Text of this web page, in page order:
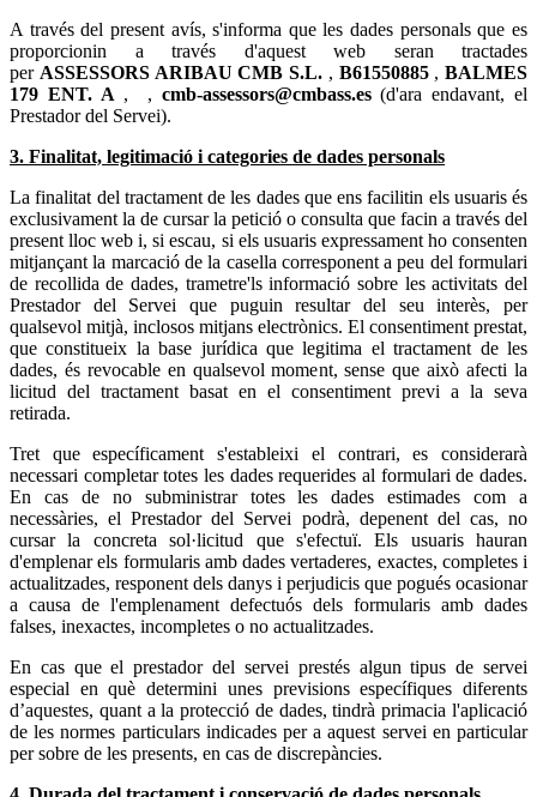
A través del present avís, s'informa que les dades personals que es
proporcionin a través d'aquest web seran tractades
per
,
,
,
,
(d'ara endavant, el
Prestador del Servei).
3. Finalitat, legitimació i categories de dades personals
La finalitat del tractament de les dades que ens facilitin els usuaris és
exclusivament la de cursar la petició o consulta que facin a través del
present lloc web i, si escau, si els usuaris expressament ho consenten
mitjançant la marcació de la casella corresponent a peu del formulari
de recollida de dades, trametre'ls informació sobre les activitats del
Prestador del Servei que puguin resultar del seu interès, per
qualsevol mitjà, inclosos mitjans electrònics. El consentiment prestat,
que constitueix la base jurídica que legitima el tractament de les
dades, és revocable en qualsevol moment, sense que això afecti la
licitud del tractament basat en el consentiment previ a la seva
retirada.
Tret que específicament s'estableixi el contrari, es considerarà
necessari completar totes les dades requerides al formulari de dades.
En cas de no subministrar totes les dades estimades com a
necessàries, el Prestador del Servei podrà, depenent del cas, no
cursar la concreta sol·licitud que s'efectuï. Els usuaris hauran
d'emplenar els formularis amb dades vertaderes, exactes, completes i
actualitzades, responent dels danys i perjudicis que pogués ocasionar
a causa de l'emplenament defectuós dels formularis amb dades
falses, inexactes, incompletes o no actualitzades.
En cas que el prestador del servei prestés algun tipus de servei
especial en què determini unes previsions específiques diferents
d’aquestes, quant a la protecció de dades, tindrà primacia l'aplicació
de les normes particulars indicades per a aquest servei en particular
per sobre de les presents, en cas de discrepàncies.